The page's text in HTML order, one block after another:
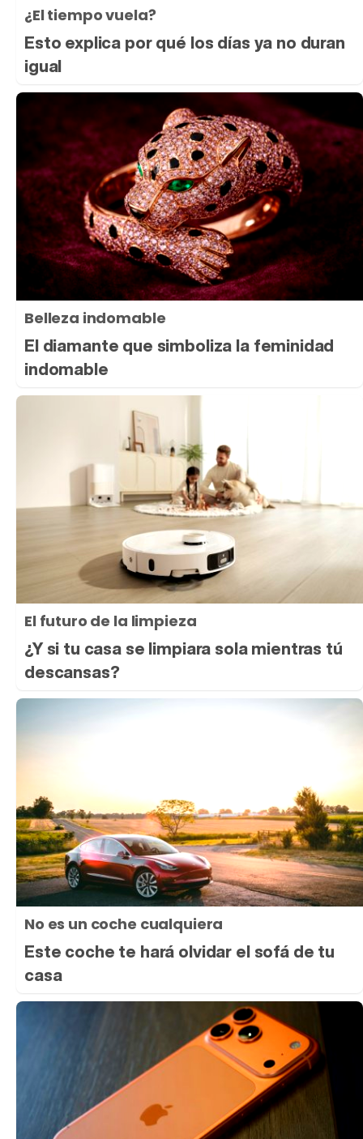
¿El tiempo vuela?
Esto explica por qué los días ya no duran
igual
Belleza indomable
El diamante que simboliza la feminidad
indomable
El futuro de la limpieza
¿Y si tu casa se limpiara sola mientras tú
descansas?
No es un coche cualquiera
Este coche te hará olvidar el sofá de tu
casa